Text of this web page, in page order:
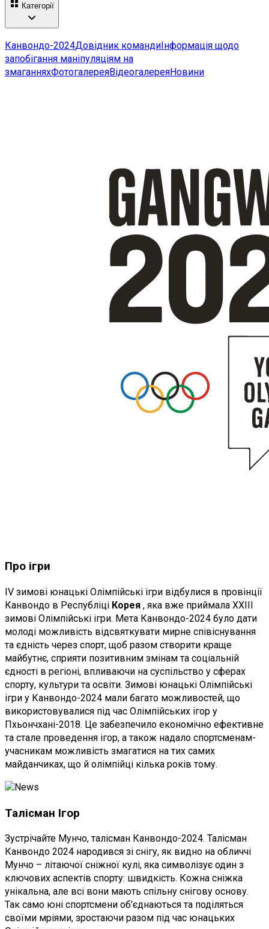
Категорії
Канвондо-2024Довідник команди Інформація щодо
запобігання маніпуляціям на
змаганняхФотогалереяВідеогалереяНовини
Про ігри
IV зимові юнацькі Олімпійські ігри відбулися в провінції
Канвондо в Республіці Корея , яка вже приймала XXIII
зимові Олімпійські ігри. Мета Канвондо-2024 було дати
молоді можливість відсвяткувати мирне співіснування
та єдність через спорт, щоб разом створити краще
майбутнє, сприяти позитивним змінам та соціальній
єдності в регіоні, впливаючи на суспільство у сферах
спорту, культури та освіти. Зимові юнацькі Олімпійські
ігри у Канвондо-2024 мали багато можливостей, що
використовувалися під час Олімпійських ігор у
Пхьончхані-2018. Це забезпечило економічно ефективне
та стале проведення ігор, а також надало спортсменам-
учасникам можливість змагатися на тих самих
майданчиках, що й олімпійці кілька років тому.
Талісман Ігор
Зустрічайте Мунчо, талісман Канвондо-2024. Талісман
Канвондо 2024 народився зі снігу, як видно на обличчі
Мунчо – літаючої сніжної кулі, яка символізує один з
ключових аспектів спорту: швидкість. Кожна сніжка
унікальна, але всі вони мають спільну снігову основу.
Так само юні спортсмени об’єднаються та поділяться
своїми мріями, зростаючи разом під час юнацьких